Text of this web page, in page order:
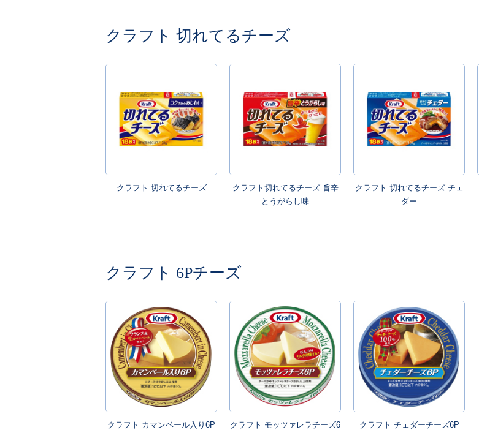
クラフト 切れてるチーズ
クラフト 切れてるチーズ
クラフト切れてるチーズ 旨辛
とうがらし味
クラフト 切れてるチーズ チェ
ダー
クラフト 6Pチーズ
クラフト カマンベール入り6P
クラフト モッツァレラチーズ6
クラフト チェダーチーズ6P